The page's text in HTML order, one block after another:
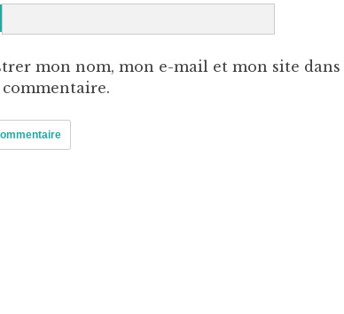
mon nom, mon e-mail et mon site